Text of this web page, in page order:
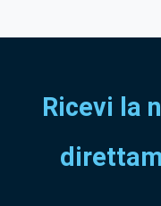
Ricevi la